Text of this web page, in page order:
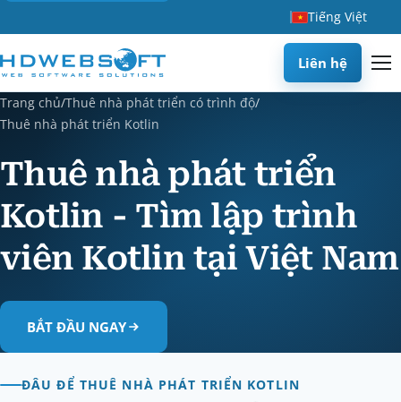
Tiếng Việt
Liên hệ
Trang chủ/Thuê nhà phát triển có trình độ/
Thuê nhà phát triển Kotlin
Thuê nhà phát triển
Kotlin - Tìm lập trình
viên Kotlin tại Việt Nam
BẮT ĐẦU NGAY
ĐÂU ĐỂ THUÊ NHÀ PHÁT TRIỂN KOTLIN